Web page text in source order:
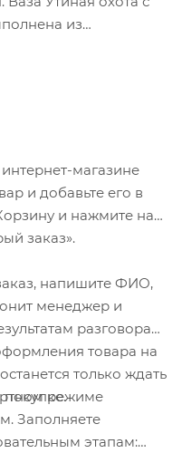
из
магазине
и добавьте его в
и нажмите на
заказ».
напишите ФИО,
менеджер и
разговора
товара на
только ждать
покупке.режиме
Заполняете
этапам: